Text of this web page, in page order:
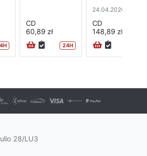
CD
60,89 zł
24H
24.04.2026
CD
148,89 zł
28/LU3